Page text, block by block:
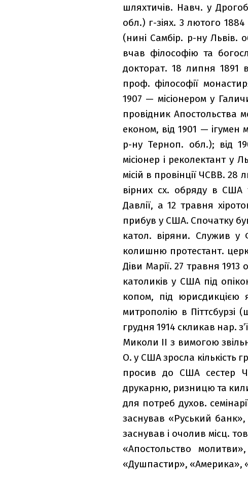
шляхтичів. Навч. у
обл.) г-зіях. 3 лютого
(нині Самбір. р-ну Львів.
вчав філософію та
докторат. 18 липня 1891
проф. філософії
1907 — місіонером у
провід­ник Апостольства
економ, від 1901 — ігумен
р-ну Терноп. обл.); від
місіонер і реколектант у
місій в провінції ЧСВВ.
вірних сх. обряду в США
Давлії, а 12 травня
прибув у США. Спочатку
катол. віряни. Служив у
колишню проте­стант.
Діви Марії. 27 травня
католиків у США під
копом, під юрисдикцією
митрополію в Піт­тсбурзі
грудня 1914 скликав нар.
Миколи ІІ з вимогою
О. у США зросла кількість
просив до США сестер
друкарню, ризницю та
для потреб духов.
заснував «Руський
заснував і очолив місц.
«Апостольство
«Душпастир», «Америка»,